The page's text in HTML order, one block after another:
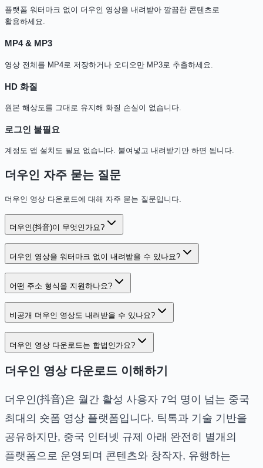
플랫폼 워터마크 없이 더우인 영상을 내려받아 깔끔한 콘텐츠로
활용하세요.
MP4 & MP3
영상 전체를 MP4로 저장하거나 오디오만 MP3로 추출하세요.
HD 화질
원본 해상도를 그대로 유지해 화질 손실이 없습니다.
로그인 불필요
계정도 앱 설치도 필요 없습니다. 붙여넣고 내려받기만 하면 됩니다.
더우인 자주 묻는 질문
더우인 영상 다운로드에 대해 자주 묻는 질문입니다.
더우인(抖音)이 무엇인가요?
더우인 영상을 워터마크 없이 내려받을 수 있나요?
어떤 주소 형식을 지원하나요?
비공개 더우인 영상도 내려받을 수 있나요?
더우인 영상 다운로드는 합법인가요?
더우인 영상 다운로드 이해하기
더우인(抖音)은 월간 활성 사용자 7억 명이 넘는 중국
최대의 숏폼 영상 플랫폼입니다. 틱톡과 기술 기반을
공유하지만, 중국 인터넷 규제 아래 완전히 별개의
플랫폼으로 운영되며 콘텐츠와 창작자, 유행하는